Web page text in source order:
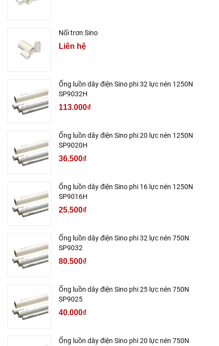
Nối trơn Sino
Liên hệ
Ống luồn dây điện Sino phi 32 lực nén 1250N
SP9032H
113.000₫
Ống luồn dây điện Sino phi 20 lực nén 1250N
SP9020H
36.500₫
Ống luồn dây điện Sino phi 16 lực nén 1250N
SP9016H
25.500₫
Ống luồn dây điện Sino phi 32 lực nén 750N
SP9032
80.500₫
Ống luồn dây điện Sino phi 25 lực nén 750N
SP9025
40.000₫
Ống luồn dây điện Sino phi 20 lực nén 750N